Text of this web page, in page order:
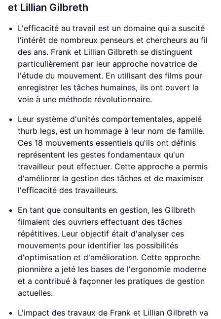
et Lillian Gilbreth
L'efficacité au travail est un domaine qui a suscité
l'intérêt de nombreux penseurs et chercheurs au fil
des ans. Frank et Lillian Gilbreth se distinguent
particulièrement par leur approche novatrice de
l'étude du mouvement. En utilisant des films pour
enregistrer les tâches humaines, ils ont ouvert la
voie à une méthode révolutionnaire.
Leur système d'unités comportementales, appelé
thurb legs, est un hommage à leur nom de famille.
Ces 18 mouvements essentiels qu'ils ont définis
représentent les gestes fondamentaux qu'un
travailleur peut effectuer. Cette approche a permis
d'améliorer la gestion des tâches et de maximiser
l'efficacité des travailleurs.
En tant que consultants en gestion, les Gilbreth
filmaient des ouvriers effectuant des tâches
répétitives. Leur objectif était d'analyser ces
mouvements pour identifier les possibilités
d'optimisation et d'amélioration. Cette approche
pionnière a jeté les bases de l'ergonomie moderne
et a contribué à façonner les pratiques de gestion
actuelles.
L'impact des travaux de Frank et Lillian Gilbreth va